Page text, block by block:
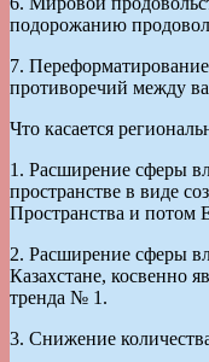
подорожанию
7.
противоречий между
Что касается
1. Расширение сферы
пространстве в виде
Пространства и потом
2. Расширение сферы
Казахстане, косвенно
тренда № 1.
3. Снижение